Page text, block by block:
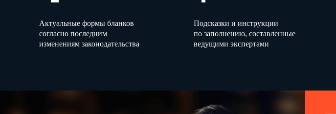
Актуальные формы бланков
согласно последним
изменениям законодательства
Подсказки и инструкции
по заполнению, составленные
ведущими экспертами